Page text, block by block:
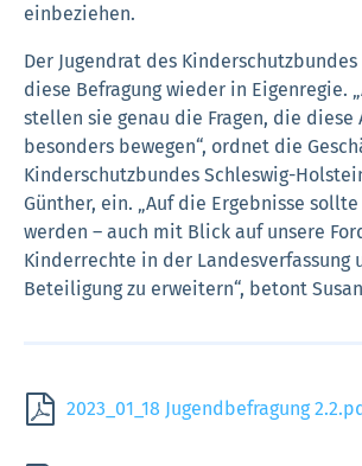
einbeziehen.
Der Jugendrat des
diese Befragung wieder in Eigenregie.
stellen sie genau die Fragen, die diese
besonders bewegen“, ordnet die
Kinderschutzbundes Schleswig-
Günther, ein. „Auf die Ergebnisse
werden – auch mit Blick auf unsere
Kinderrechte in der Landesverfassung
Beteiligung zu erweitern“, betont
2023_01_18 Jugendbefragung